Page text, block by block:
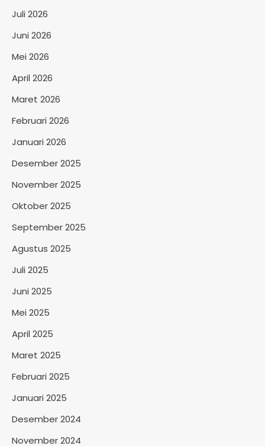
Juli 2026
Juni 2026
Mei 2026
April 2026
Maret 2026
Februari 2026
Januari 2026
Desember 2025
November 2025
Oktober 2025
September 2025
Agustus 2025
Juli 2025
Juni 2025
Mei 2025
April 2025
Maret 2025
Februari 2025
Januari 2025
Desember 2024
November 2024